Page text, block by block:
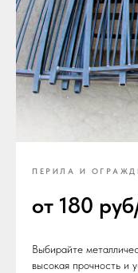
ПЕРИЛА И
от 180
Выбирайте
высокая прочность и